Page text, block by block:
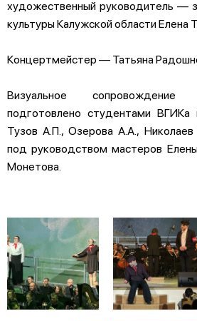
художественный руководитель —
культуры Калужской области Елена
Концертмейстер — Татьяна
Визуальное
подготовлено студентами
Тузов А.П., Озерова А.А.,
под руководством мастеров
Монетова.